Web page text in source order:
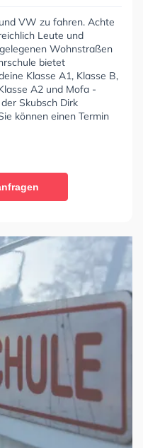
VW zu fahren. Achte
Leute und
Wohnstraßen
bietet
Klasse A1, Klasse B,
A2 und Mofa -
Skubsch Dirk
können einen Termin